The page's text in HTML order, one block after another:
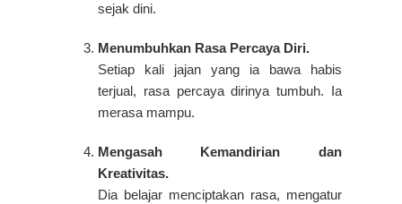
sejak dini.
Menumbuhkan Rasa Percaya Diri.
Setiap kali jajan yang ia bawa habis
terjual, rasa percaya dirinya tumbuh. Ia
merasa mampu.
Mengasah Kemandirian dan
Kreativitas.
Dia belajar menciptakan rasa, mengatur